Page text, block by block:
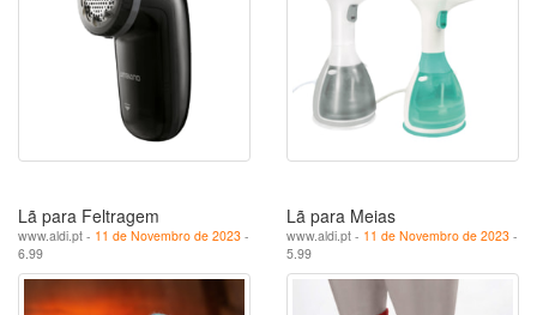
Lã para Feltragem
www.aldi.pt - 11 de Novembro de 2023 -
6.99
Lã para Meias
www.aldi.pt - 11 de Novembro de 2023 -
5.99